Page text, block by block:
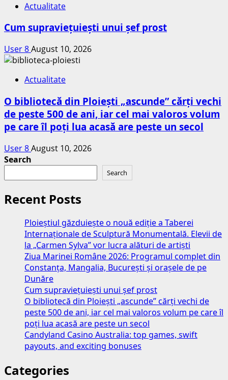
Actualitate
Cum supraviețuiești unui șef prost
User 8August 10, 2026
Actualitate
O bibliotecă din Ploiești „ascunde” cărți vechi
de peste 500 de ani, iar cel mai valoros volum
pe care îl poți lua acasă are peste un secol
User 8August 10, 2026
Search
Search
Recent Posts
Ploieștiul găzduiește o nouă ediție a Taberei
Internaționale de Sculptură Monumentală. Elevii de
la „Carmen Sylva” vor lucra alături de artiști
Ziua Marinei Române 2026: Programul complet din
Constanța, Mangalia, București și orașele de pe
Dunăre
Cum supraviețuiești unui șef prost
O bibliotecă din Ploiești „ascunde” cărți vechi de
peste 500 de ani, iar cel mai valoros volum pe care îl
poți lua acasă are peste un secol
Candyland Casino Australia: top games, swift
payouts, and exciting bonuses
Categories